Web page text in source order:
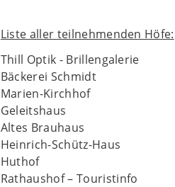
Liste aller teilnehmenden Höfe:
Thill Optik - Brillengalerie
Bäckerei Schmidt
Marien-Kirchhof
Geleitshaus
Altes Brauhaus
Heinrich-Schütz-Haus
Huthof
Rathaushof – Touristinfo